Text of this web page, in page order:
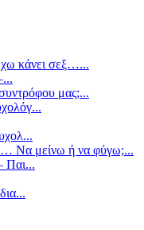
κάνει σεξ…...
μας;...
Να μείνω ή να φύγω;...
Παι...